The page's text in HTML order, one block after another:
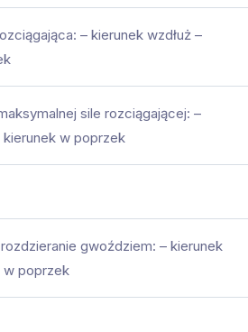
– kierunek wzdłuż –
sile rozciągającej: –
kierunek w poprzek
gwoździem: – kierunek
w poprzek